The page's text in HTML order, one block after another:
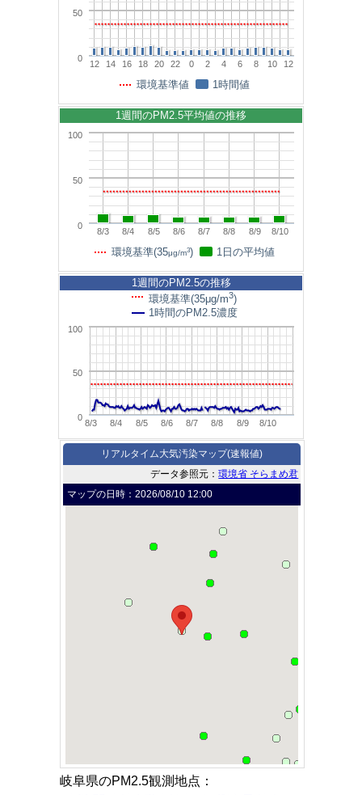
12 14 16 18 20 22 0 2 4 6 8 10 12
0
50
環境基準値 1時間値
8/3 8/4 8/5 8/6 8/7 8/8 8/9 8/10
0
50
100
1週間のPM2.5平均値の推移
環境基準(35μg/m3) 1日の平均値
8/3 8/4 8/5 8/6 8/7 8/8 8/9 8/10
0
50
100
1週間のPM2.5の推移
環境基準(35μg/m3)
1時間のPM2.5濃度
リアルタイム大気汚染マップ(速報値)
データ参照元：環境省 そらまめ君
マップの日時：2026/08/10 12:00
岐阜県のPM2.5観測地点：